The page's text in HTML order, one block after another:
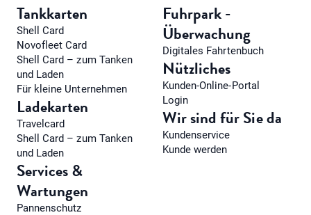
Tankkarten
Shell Card
Novofleet Card
Shell Card – zum Tanken
und Laden
Für kleine Unternehmen
Ladekarten
Travelcard
Shell Card – zum Tanken
und Laden
Services &
Wartungen
Pannenschutz
Fuhrpark -
Überwachung
Digitales Fahrtenbuch
Nützliches
Kunden-Online-Portal
Login
Wir sind für Sie da
Kundenservice
Kunde werden